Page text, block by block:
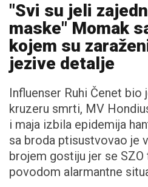
"Svi su jeli
maske" Momak
kojem su
jezive detalje
Influenser Ruhi Čenet
kruzeru smrti, MV
i maja izbila epidemija
sa broda ptisustvovao je
brojem gostiju jer se
povodom alarmantne